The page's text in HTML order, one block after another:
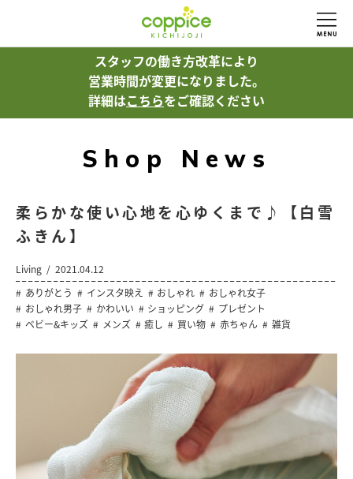
スタッフの働き方改革により
営業時間が変更になりました。
詳細はこちらをご確認ください
Shop News
柔らかな使い心地を心ゆくまで♪【白雪
ふきん】
Living
2021.04.12
ありがとう
インスタ映え おしゃれ
おしゃれ女子
おしゃれ男子
かわいい ショッピング
プレゼント
ベビー&キッズ
メンズ 癒し 買い物 赤ちゃん 雑貨